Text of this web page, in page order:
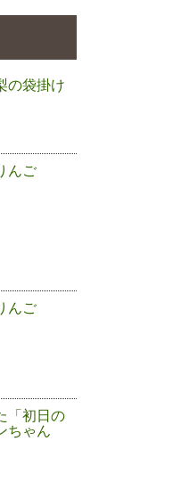
の袋掛け
んご
んご
「初日の
ちゃん